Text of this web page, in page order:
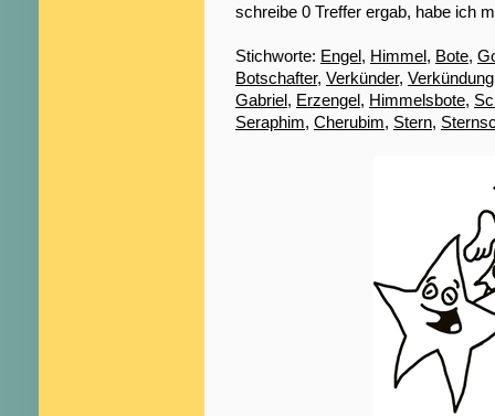
schreibe 0 Treffer ergab, habe ich
Stichworte: Engel, Himmel, Bote,
Botschafter, Verkünder, Verkündung
Gabriel, Erzengel, Himmelsbote,
Seraphim, Cherubim, Stern,